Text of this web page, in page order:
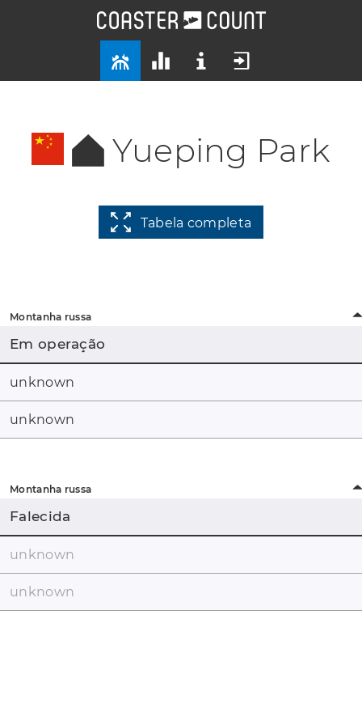
Yueping Park
Tabela completa
Montanha russa
Em operação
unknown
unknown
Montanha russa
Falecida
unknown
unknown